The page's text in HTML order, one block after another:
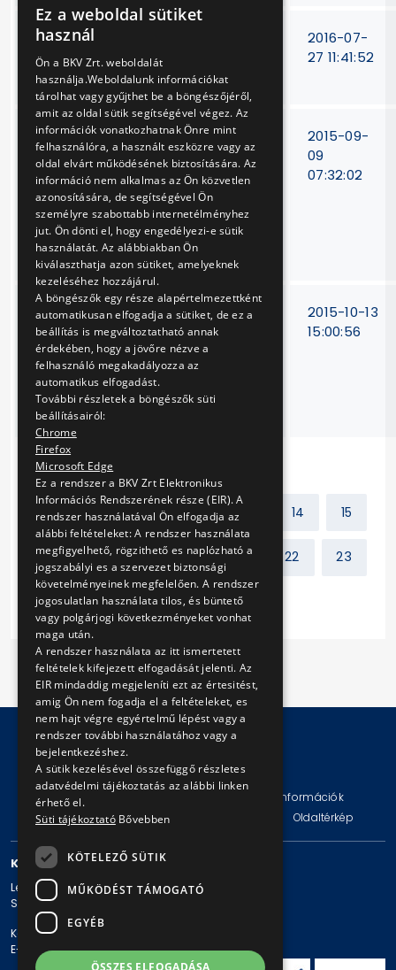
Trolibusz
segédüzemű
motorok javítása
2016-07-
27 11:41:52
Csiszoló
szerszámok
(vágókorongok,
tisztítókorongok,
csiszolókorongok,
csiszolótárcsák)
beszerzése
V-
228/15.
2015-09-
09
07:32:02
M3 metróvonal 15
állomásán lévő
speciális, állomási
hírközlő
vezérlőasztalok
javítása
V-
226/15.
2015-10-13
15:00:56
Előző 1 2 ... 14 15
16 17 18 19 ... 22 23
Következő
© Copyright 2026 BKV Zrt.
Impresszum
Technikai információk
Adatvédelmi politika és tájékoztatások
Oldaltérkép
KAPCSOLAT
Levelezési cím: 1980 Budapest, Pf. 11.
Székhely: 1980 Budapest, Akácfa u. 15.
Központi telefonszám: + 36 1 461-65-00
E-mail cím: bkv@bkv.hu
Ez a weboldal sütiket
használ
Ön a BKV Zrt. weboldalát
használja.Weboldalunk információkat
tárolhat vagy gyűjthet be a böngészőjéről,
amit az oldal sütik segítségével végez. Az
információk vonatkozhatnak Önre mint
felhasználóra, a használt eszközre vagy az
oldal elvárt működésének biztosítására. Az
információ nem alkalmas az Ön közvetlen
azonosítására, de segítségével Ön
személyre szabottabb internetélményhez
jut. Ön dönti el, hogy engedélyezi-e sütik
használatát. Az alábbiakban Ön
kiválaszthatja azon sütiket, amelyeknek
kezeléséhez hozzájárul.
A böngészők egy része alapértelmezettként
automatikusan elfogadja a sütiket, de ez a
beállítás is megváltoztatható annak
érdekében, hogy a jövőre nézve a
felhasználó megakadályozza az
automatikus elfogadást.
További részletek a böngészők süti
beállításairól:
Chrome
Firefox
Microsoft Edge
Ez a rendszer a BKV Zrt Elektronikus
Információs Rendszerének része (EIR). A
rendszer használatával Ön elfogadja az
alábbi feltételeket: A rendszer használata
megfigyelhető, rögzithető es naplózható a
jogszabályi es a szervezet biztonsági
követelményeinek megfelelően. A rendszer
jogosulatlan használata tilos, és büntető
vagy polgárjogi következményeket vonhat
maga után.
A rendszer használata az itt ismertetett
feltételek kifejezett elfogadását jelenti. Az
EIR mindaddig megjeleníti ezt az értesitést,
amig Ön nem fogadja el a feltételeket, es
nem hajt végre egyértelmű lépést vagy a
rendszer további használatához vagy a
bejelentkezéshez.
A sütik kezelésével összefüggő részletes
adatvédelmi tájékoztatás az alábbi linken
érhető el.
Süti tájékoztató Bővebben
KÖTELEZŐ SÜTIK
MŰKÖDÉST TÁMOGATÓ
EGYÉB
ÖSSZES ELFOGADÁSA